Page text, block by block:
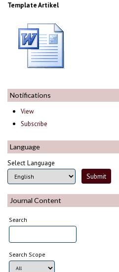
Template Artikel
Notifications
View
Subscribe
Language
Select Language
Journal Content
Search
Search Scope